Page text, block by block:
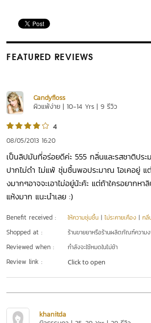
FEATURED REVIEWS
Candyfloss
ผิวแพ้ง่าย | 10-14 Yrs | 9 รีวิว
4
08/05/2013 16:20
เป็นลิปมันที่อร่อยดีค่ะ 555 กลิ่นและรสชาติปร
ปากไม่ดำ ไม่แพ้ ชุ่มชื้นพอประมาณ โอเคอยู่ แ
งมากๆอาจจะเอาไม่อยู่น้ะค้ะ แต่ถ้าใครอยากหา
แห้งมาก แนะนำเลย :)
Benefit received : ให้ความชุ่มชื้น |ไม่ระคายเคือง |กลิ่
Shopped at : ร้านขายยาหรือร้านผลิตภัณฑ์ความ
Reviewed when : กำลังจะใช้หมดในไม่ช้า
Review link : Click to open
khanitda